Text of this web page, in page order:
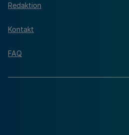
Redaktion
Kontakt
FAQ